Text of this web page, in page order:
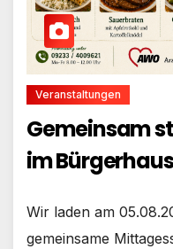
Veranstaltungen
Gemeinsam
im Bürgerhaus
Wir laden am
gemeinsame